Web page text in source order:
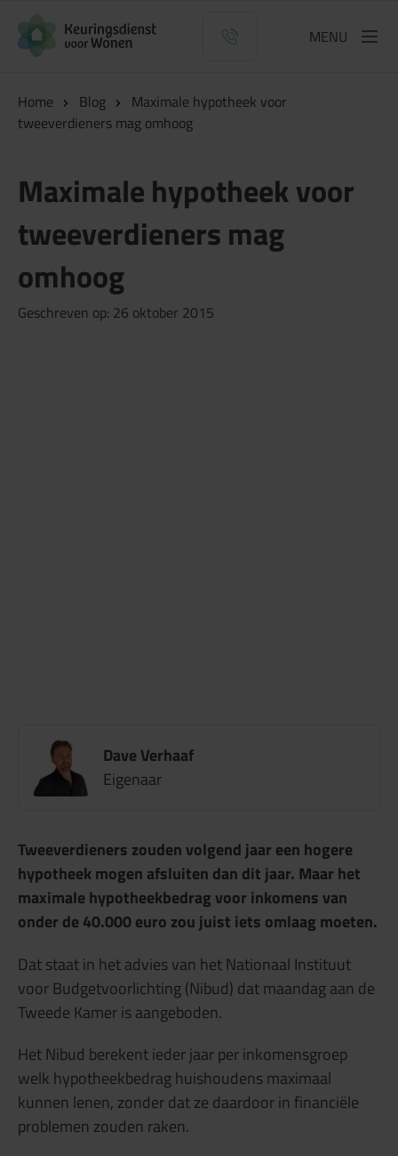
Logo Keuringsdienst voor Wonen
MENU
Home Blog
Maximale hypotheek voor
tweeverdieners mag omhoog
Maximale hypotheek voor
tweeverdieners mag
omhoog
Geschreven op: 26 oktober 2015
Dave Verhaaf
Eigenaar
Tweeverdieners zouden volgend jaar een hogere
hypotheek mogen afsluiten dan dit jaar. Maar het
maximale hypotheekbedrag voor inkomens van
onder de 40.000 euro zou juist iets omlaag moeten.
Dat staat in het advies van het Nationaal Instituut
voor Budgetvoorlichting (Nibud) dat maandag aan de
Tweede Kamer is aangeboden.
Het Nibud berekent ieder jaar per inkomensgroep
welk hypotheekbedrag huishoudens maximaal
kunnen lenen, zonder dat ze daardoor in financiële
problemen zouden raken.